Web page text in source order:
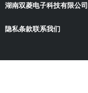
湖南双菱电子科技有限公司
隐私条款联系我们